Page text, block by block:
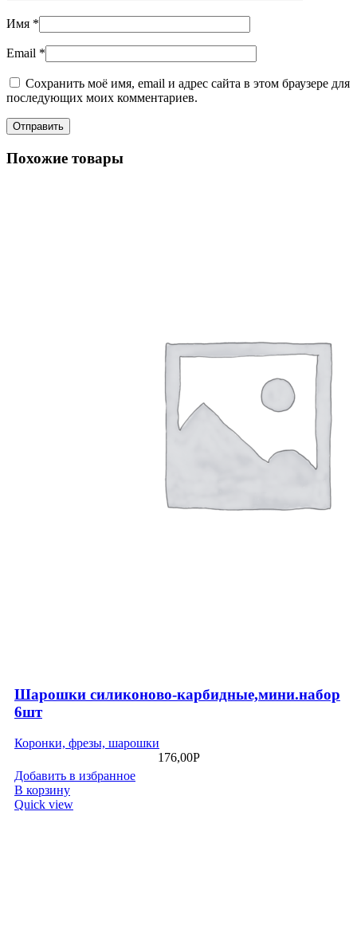
Имя *
Email *
Сохранить моё имя, email и адрес сайта в этом браузере для
последующих моих комментариев.
Похожие товары
Шарошки силиконово-карбидные,мини.набор
6шт
Коронки, фрезы, шарошки
176,00Р
Добавить в избранное
В корзину
Quick view